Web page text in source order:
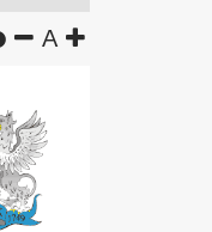
wersja kontrastowa
zmniejsz
Adomyślny
zwiększ